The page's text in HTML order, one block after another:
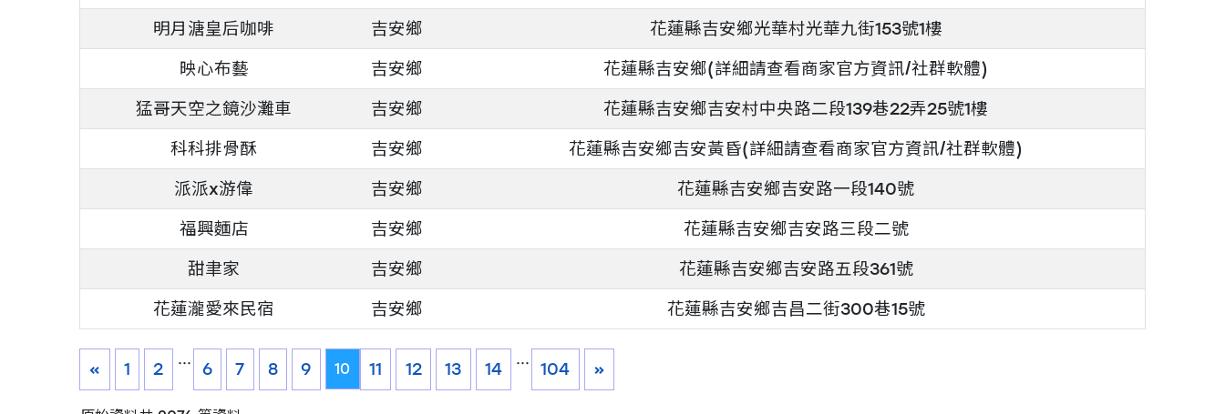
明月溏皇后咖啡
吉安鄉
花蓮縣吉安鄉光華村光華九街153號1樓
映心布藝
吉安鄉
花蓮縣吉安鄉(詳細請查看商家官方資訊/社群軟體)
猛哥天空之鏡沙灘車
吉安鄉
花蓮縣吉安鄉吉安村中央路二段139巷22弄25號1樓
科科排骨酥
吉安鄉
花蓮縣吉安鄉吉安黃昏(詳細請查看商家官方資訊/社群軟體)
派派x游偉
吉安鄉
花蓮縣吉安鄉吉安路一段140號
福興麵店
吉安鄉
花蓮縣吉安鄉吉安路三段二號
甜聿家
吉安鄉
花蓮縣吉安鄉吉安路五段361號
花蓮瀧愛來民宿
吉安鄉 花蓮縣吉安鄉吉昌二街300巷15號
« 1 2
...
6 7 8 9 10 11 12 13 14
...
104 »